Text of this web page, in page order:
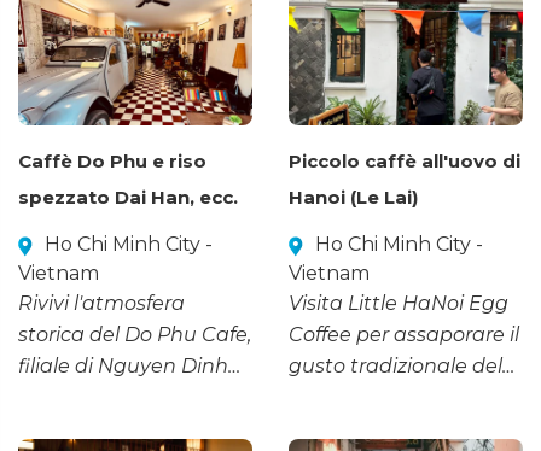
creatività nel cuore di
Ho Chi Minh City.
fondono.
Caffè Do Phu e riso
spezzato Dai Han, ecc.
Ho Chi Minh City -
Vietnam
Rivivi l'atmosfera
storica del Do Phu Cafe,
filiale di Nguyen Dinh
Piccolo caffè all'uovo di
Hanoi (Le Lai)
Ho Chi Minh City -
Vietnam
Visita Little HaNoi Egg
Coffee per assaporare il
gusto tradizionale del